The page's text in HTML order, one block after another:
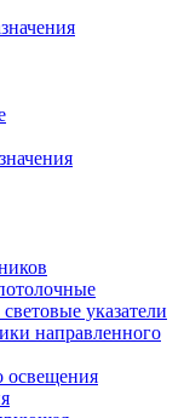
указатели
направленного
освещения